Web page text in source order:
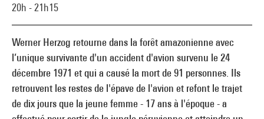
Werner Herzog retourne dans la forêt amazonienne avec
l’unique survivante d'un accident d'avion survenu le 24
décembre 1971 et qui a causé la mort de 91 personnes. Ils
retrouvent les restes de l'épave de l'avion et refont le trajet
de dix jours que la jeune femme - 17 ans à l'époque - a
20h - 21h15